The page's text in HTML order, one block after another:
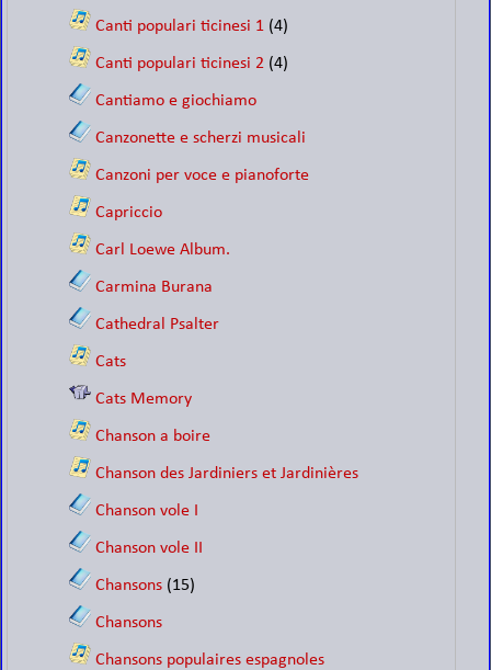
Canti populari ticinesi 1 (4)
Canti populari ticinesi 2 (4)
Cantiamo e giochiamo
Canzonette e scherzi musicali
Canzoni per voce e pianoforte
Capriccio
Carl Loewe Album.
Carmina Burana
Cathedral Psalter
Cats
Cats Memory
Chanson a boire
Chanson des Jardiniers et Jardinières
Chanson vole I
Chanson vole II
Chansons (15)
Chansons
Chansons populaires espagnoles